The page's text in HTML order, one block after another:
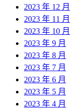
2023 年 12 月
2023 年 11 月
2023 年 10 月
2023 年 9 月
2023 年 8 月
2023 年 7 月
2023 年 6 月
2023 年 5 月
2023 年 4 月